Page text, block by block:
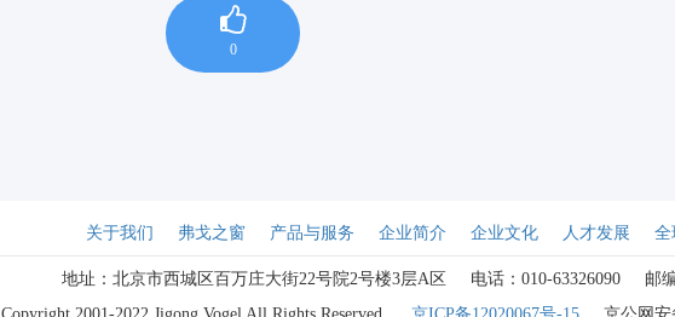
0
关于我们 弗戈之窗 产品与服务 企业简介 企业文化 人才发展 全
地址：北京市西城区百万庄大街22号院2号楼3层A区 电话：010-63326090
邮